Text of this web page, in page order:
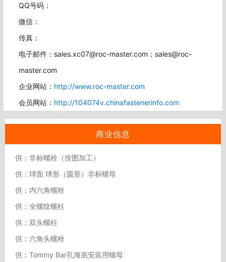
QQ号码：
微信：
传真：
电子邮件：sales.xc07@roc-master.com；sales@roc-
master.com
企业网站： http://www.roc-master.com
会员网站： http://104074v.chinafastenerinfo.com
商业信息
供：非标螺栓（按图加工）
供：球面 球形（圆形）非标螺母
供：内六角螺栓
供：全螺纹螺柱
供：双头螺柱
供：六角头螺栓
供：Tommy Bar孔海底安装用螺母